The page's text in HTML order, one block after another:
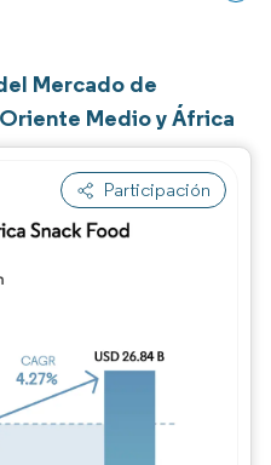
Mercado de
Medio y África
Participación